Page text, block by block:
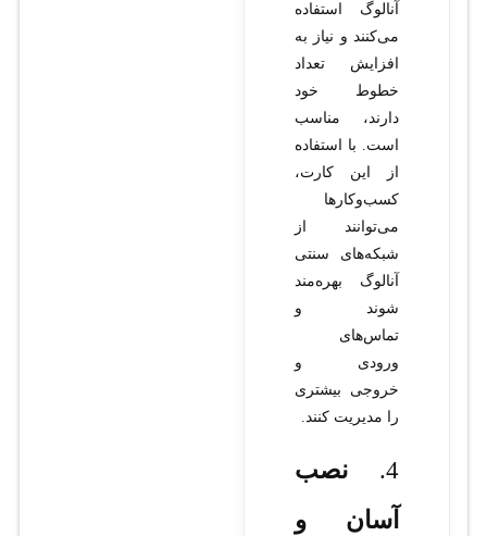
آنالوگ استفاده
می‌کنند و نیاز به
افزایش تعداد
خطوط خود
دارند، مناسب
است. با استفاده
از این کارت،
کسب‌وکارها
می‌توانند از
شبکه‌های سنتی
آنالوگ بهره‌مند
شوند و
تماس‌های
ورودی و
خروجی بیشتری
را مدیریت کنند.
4.
نصب
آسان و